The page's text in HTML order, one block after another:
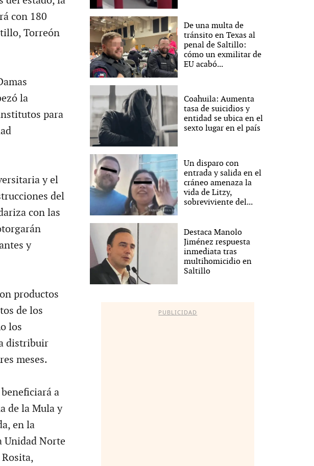
con 180
Torreón
la
para
y el
del
con las
y
productos
de los
los
distribuir
meses.
a
de la Mula y
en la
Unidad Norte
De una multa de
tránsito en Texas al
penal de Saltillo:
cómo un exmilitar de
EU acabó...
Coahuila: Aumenta
tasa de suicidios y
entidad se ubica en el
sexto lugar en el país
Un disparo con
entrada y salida en el
cráneo amenaza la
vida de Litzy,
sobreviviente del...
Destaca Manolo
Jiménez respuesta
inmediata tras
multihomicidio en
Saltillo
PUBLICIDAD